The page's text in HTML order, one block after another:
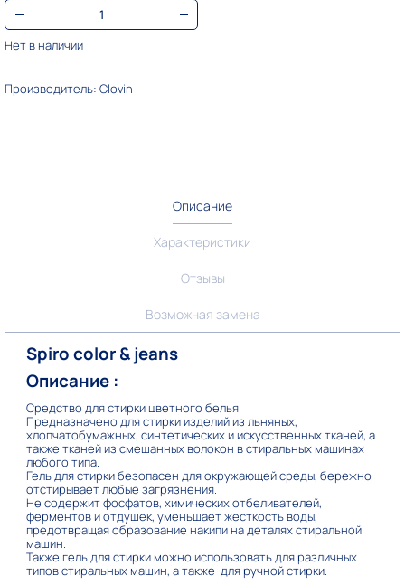
Нет в наличии
Производитель: Clovin
Описание
Характеристики
Отзывы
Возможная замена
Spiro color & jeans
Описание :
Средство для стирки цветного белья.
Предназначено для стирки изделий из льняных,
хлопчатобумажных, синтетических и искусственных тканей, а
также тканей из смешанных волокон в стиральных машинах
любого типа.
Гель для стирки безопасен для окружающей среды, бережно
отстирывает любые загрязнения.
Не содержит фосфатов, химических отбеливателей,
ферментов и отдушек, уменьшает жесткость воды,
предотвращая образование накипи на деталях стиральной
машин.
Также гель для стирки можно использовать для различных
типов стиральных машин, а также для ручной стирки.